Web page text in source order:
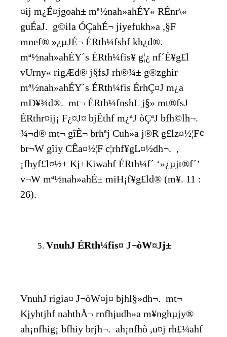
¤ij m¿É¤jgoah± mª½nah»ahÉY« RÉnr\«
guÉaJ. g©ila ÓÇahÉ¬ jiyefukh»a ,§F
mnef® »¿µJÉ¬ ÉRth¼fshf kh¿d®.
mª½nah»ahÉY´s ÉRth¼fis¥ g¦¿ nf´É¥g£l
vUrny« rigÆd® j§fsJ rh®¾± g®zghir
mª½nah»ahÉY´s ÉRth¼fis ÉrhÇ¤J m¿a
mD¥¾d®. mt¬ ÉRth¼fnshL j§» mt®fsJ
ÉRthr¤ij¡ F¿¤J¤ bjËthf m¿ªJ òÇªJ bfh©lh¬.
¾¬d® mt¬ gîÈ¬ brhªj Cuh»a j®R g£lz¤½¦F¢
br¬W gîiy CÊa¤½¦F c¦rhf¥gL¤½dh¬. ,
¡fhyf£l¤½± Kj±Kiwahf ÉRth¼f´ ‘»¿µjt®f´’
v¬W mª½nah»ahÉ± miH¡f¥g£ld® (m¥. 11 :
26).
VnuhJ ÉRth¼fis¤ J¬òW¤Jj±
VnuhJ rigia¤ J¬òW¤j¤ bjhl§»dh¬. mt¬
Kjyhtjhf nahthÅ¬ rnfhjudh»a m¥nghµjy®
ah¡nfhig¡ bfhiy br­jh¬. ah¡nfhò ,u¤j rh£¼ahf